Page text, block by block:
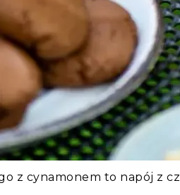
z cynamonem to napój z